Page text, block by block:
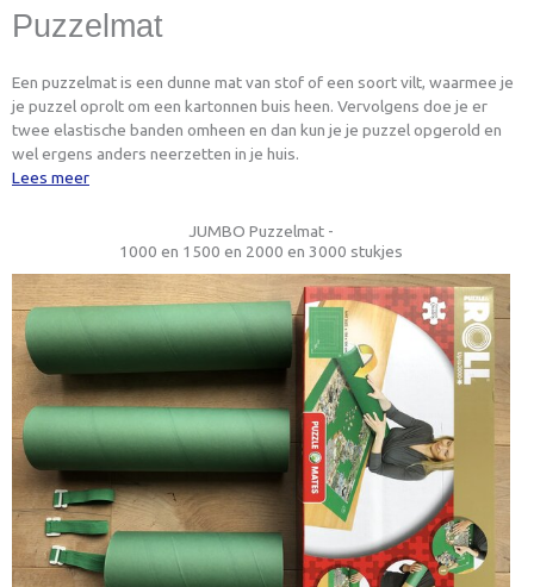
Puzzelmat
Een puzzelmat is een dunne mat van stof of een soort vilt, waarmee je
je puzzel oprolt om een kartonnen buis heen. Vervolgens doe je er
twee elastische banden omheen en dan kun je je puzzel opgerold en
wel ergens anders neerzetten in je huis.
Lees meer
JUMBO Puzzelmat -
1000 en 1500 en 2000 en 3000 stukjes